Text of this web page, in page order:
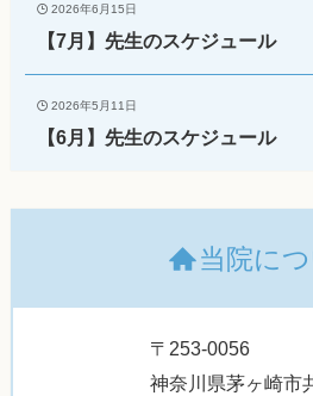
2026年6月15日
【7月】先生のスケジュール
2026年5月11日
【6月】先生のスケジュール
当院に
〒253-0056
神奈川県茅ヶ崎市